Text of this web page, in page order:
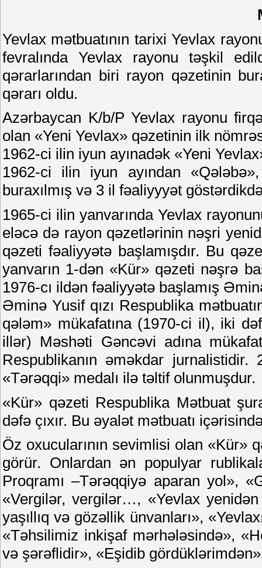
Yevlax mətbuatının tarixi Yevlax
fevralında Yevlax rayonu təşkil
qərarlarından biri rayon qəzetinin
qərarı oldu.
Azərbaycan K/b/P Yevlax rayonu
olan «Yeni Yevlax» qəzetinin ilk
1962-ci ilin iyun ayınadək «Yeni
1962-ci ilin iyun ayından
buraxılmış və 3 il fəaliyyyət
1965-ci ilin yanvarında Yevlax
eləcə də rayon qəzetlərinin nəşri
qəzeti fəaliyyətə başlamışdır. Bu
yanvarın 1-dən «Kür» qəzeti nəşrə
1976-cı ildən fəaliyyətə başlamış
Əminə Yusif qızı Respublika
qələm» mükafatına (1970-ci il), iki
illər) Məshəti Gəncəvi adına
Respublikanın əməkdar
«Tərəqqi» medalı ilə təltif olunmuşdur.
«Kür» qəzeti Respublika Mətbuat
dəfə çıxır. Bu əyalət mətbuatı
Öz oxucularının sevimlisi olan «Kür»
görür. Onlardan ən populyar
Proqramı –Tərəqqiyə aparan yol»,
«Vergilər, vergilər…, «Yevlax
yaşıllıq və gözəllik ünvanları»,
«Təhsilimiz inkişaf mərhələsində»,
və şərəflidir», «Eşidib